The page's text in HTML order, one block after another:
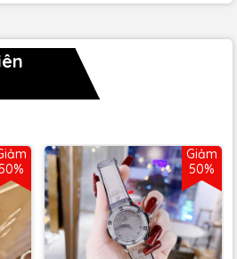
50%
Giảm
50%